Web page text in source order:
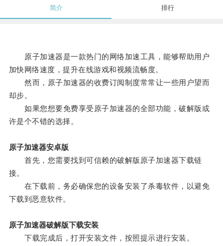
简介 排行
原子加速器是一款热门的网络加速工具，能够帮助用户
加快网络速度，提升在线游戏和视频流畅度。
然而，原子加速器的收费订阅制度常常让一些用户望而
却步。
如果您想要免费享受原子加速器的全部功能，破解版或
许是个不错的选择。
原子加速器安卓版
首先，您需要找到可信赖的破解版原子加速器下载链
接。
在下载前，务必确保您的设备安装了杀毒软件，以避免
下载到恶意软件。
原子加速器破解版下载安装
下载完成后，打开安装文件，按照提示进行安装。